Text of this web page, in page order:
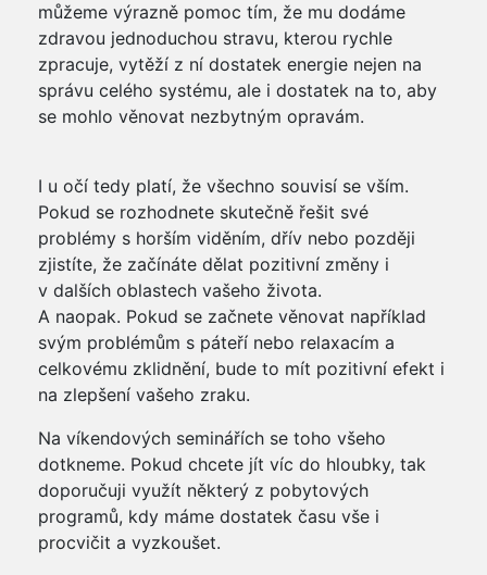
můžeme výrazně pomoc tím, že mu dodáme
zdravou jednoduchou stravu, kterou rychle
zpracuje, vytěží z ní dostatek energie nejen na
správu celého systému, ale i dostatek na to, aby
se mohlo věnovat nezbytným opravám.
I u očí tedy platí, že všechno souvisí se vším.
Pokud se rozhodnete skutečně řešit své
problémy s horším viděním, dřív nebo později
zjistíte, že začínáte dělat pozitivní změny i
v dalších oblastech vašeho života.
A naopak. Pokud se začnete věnovat například
svým problémům s páteří nebo relaxacím a
celkovému zklidnění, bude to mít pozitivní efekt i
na zlepšení vašeho zraku.
Na víkendových seminářích se toho všeho
dotkneme. Pokud chcete jít víc do hloubky, tak
doporučuji využít některý z pobytových
programů, kdy máme dostatek času vše i
procvičit a vyzkoušet.